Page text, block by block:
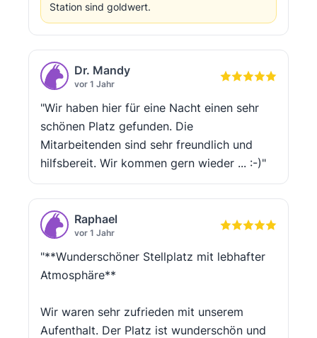
Station sind goldwert.
Dr. Mandy
vor 1 Jahr
"Wir haben hier für eine Nacht einen sehr
schönen Platz gefunden. Die
Mitarbeitenden sind sehr freundlich und
hilfsbereit. Wir kommen gern wieder ... :-)"
Raphael
vor 1 Jahr
"**Wunderschöner Stellplatz mit lebhafter
Atmosphäre**
Wir waren sehr zufrieden mit unserem
Aufenthalt. Der Platz ist wunderschön und